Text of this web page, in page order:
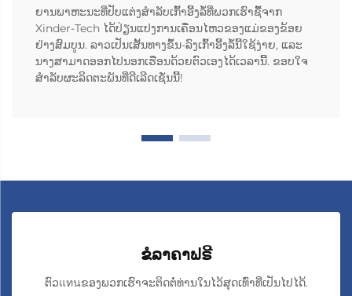
ຍານພາຫະນະທີ່ປັບແຕ່ງສຳລັບເກົ້າອີ້ງລໍ້ທີ່ພວກເຮົາຊື້ຈາກ
Xinder-Tech ໄດ້ປ່ຽນແປງການເຄື່ອນໄຫວຂອງແມ່ຂອງຂ້ອຍ
ຢ່າງສົມບູນ. ລາວເປັນເສັ້ນທາງຂຶ້ນ-ລົງເກົ້າອີ້ງລໍ້ນີ້ໃຊ້ງ່າຍ, ແລະ
ນາງສາມາດອອກໄປນອກເຮືອນດ້ວຍຕົວເອງໄດ້ເວລານີ້. ຂອບໃຈ
ສຳລັບຜະລິດຕະພັນທີ່ດີເລີດເຊັ່ນນີ້!
ຂໍລາຄາຟຣີ
ຕົວแทนຂອງພວກເຮົາຈະຕິດຕໍ່ທ່ານໃນໄວ້ສຸດເທົ່າທີ່ເປັນໄປໄດ້.